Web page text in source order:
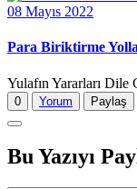
08 Mayıs 2022
Para Biriktirme
Yulafın Yararları
0 Yorum Paylaş
Bu Yazıyı